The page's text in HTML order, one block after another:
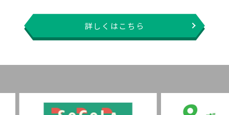
詳しくはこちら